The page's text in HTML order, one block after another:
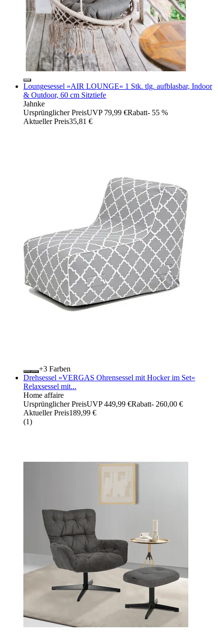
Loungesessel »AIR LOUNGE« 1 Stk. tlg. aufblasbar, Indoor
& Outdoor, 60 cm Sitztiefe
Jahnke
Ursprünglicher PreisUVP 79,99 €Rabatt- 55 %
Aktueller Preis35,81 €
+
Farben
Drehsessel »VERGAS Ohrensessel mit Hocker im Set«
Relaxsessel mit...
Home affaire
Ursprünglicher PreisUVP 449,99 €Rabatt- 260,00 €
Aktueller Preis189,99 €
(1)